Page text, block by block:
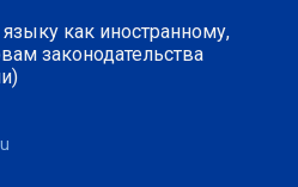
как иностранному,
законодательства